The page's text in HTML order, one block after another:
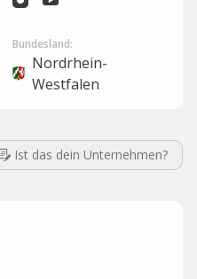
Bundesland:
Nordrhein-
Westfalen
Ist das dein Unternehmen?